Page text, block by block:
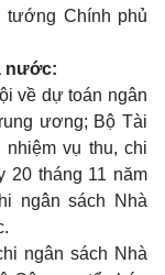
tướng Chính phủ
nước:
về dự toán ngân
ương; Bộ Tài
vụ thu, chi
20 tháng 11 năm
ngân sách Nhà
ngân sách Nhà